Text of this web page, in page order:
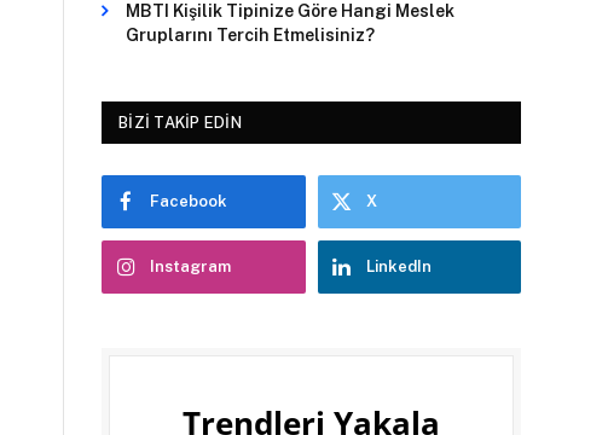
MBTI Kişilik Tipinize Göre Hangi Meslek
Gruplarını Tercih Etmelisiniz?
BIZI TAKIP EDIN
Facebook X
Instagram LinkedIn
Trendleri Yakala